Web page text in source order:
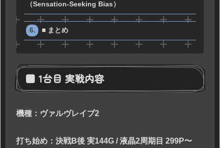
（Sensation-Seeking Bias）
■ まとめ
■ 1台目 実戦内容
機種：ヴァルヴレイブ2
打ち始め：決戦B後 実144G / 液晶2周期目 299P〜